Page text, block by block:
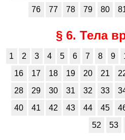
76
77 78 79 80
§ 6. Тела
1 2 3 4 5 6 7 8 9
16
17 18 19 20 21
28
29 30 31 32 33
40
41 42 43 44 45
52
53